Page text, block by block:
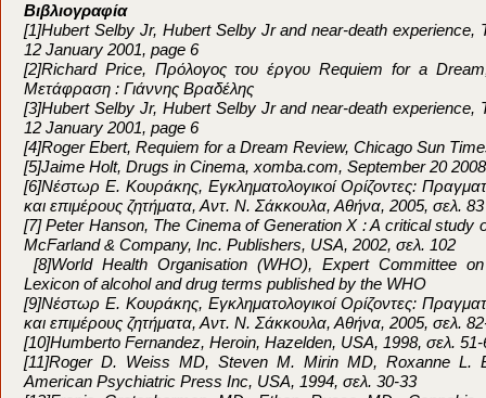
Βιβλιογραφία
[1]Hubert Selby Jr, Hubert Selby Jr and near-death experience,
12 January 2001, page 6
[2]Richard Price, Πρόλογος του έργου Requiem for a
Μετάφραση : Γιάννης Βραδέλης
[3]Hubert Selby Jr, Hubert Selby Jr and near-death experience,
12 January 2001, page 6
[4]Roger Ebert, Requiem for a Dream Review, Chicago Sun
[5]Jaime Holt, Drugs in Cinema, xomba.com, September 20 2008
[6]Νέστωρ Ε. Κουράκης, Εγκληματολογικοί Ορίζοντες:
και επιμέρους ζητήματα, Αντ. Ν. Σάκκουλα, Αθήνα, 2005, σελ. 83
[7] Peter Hanson, The Cinema of Generation X : A critical study
McFarland & Company, Inc. Publishers, USA, 2002, σελ. 102
[8]World Health Organisation (WHO), Expert Committee
Lexicon of alcohol and drug terms published by the WHO
[9]Νέστωρ Ε. Κουράκης, Εγκληματολογικοί Ορίζοντες:
και επιμέρους ζητήματα, Αντ. Ν. Σάκκουλα, Αθήνα, 2005, σελ.
[10]Humberto Fernandez, Heroin, Hazelden, USA, 1998, σελ. 51-
[11]Roger D. Weiss MD, Steven M. Mirin MD, Roxanne L.
American Psychiatric Press Inc, USA, 1994, σελ. 30-33